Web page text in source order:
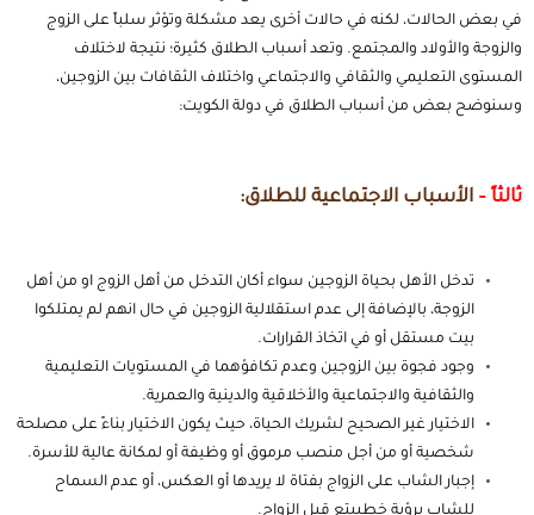
في بعض الحالات، لكنه في حالات أخرى يعد مشكلة وتؤثر سلباً على الزوج
والزوجة والأولاد والمجتمع. وتعد أسباب الطلاق كثيرة؛ نتيجة لاختلاف
المستوى التعليمي والثقافي والاجتماعي واختلاف الثقافات بين الزوجين،
وسنوضح بعض من أسباب الطلاق في دولة الكويت:
ثالثاً – الأسباب الاجتماعية للطلاق:
تدخل الأهل بحياة الزوجين سواء أكان التدخل من أهل الزوج او من أهل
الزوجة، بالإضافة إلى عدم استقلالية الزوجين في حال انهم لم يمتلكوا
بيت مستقل أو في اتخاذ القرارات.
وجود فجوة بين الزوجين وعدم تكافؤهما في المستويات التعليمية
والثقافية والاجتماعية والأخلاقية والدينية والعمرية.
الاختيار غير الصحيح لشريك الحياة، حيث يكون الاختيار بناءً على مصلحة
شخصية أو من أجل منصب مرموق أو وظيفة أو لمكانة عالية للأسرة.
إجبار الشاب على الزواج بفتاة لا يريدها أو العكس، أو عدم السماح
للشاب برؤية خطيبتع قبل الزواج.